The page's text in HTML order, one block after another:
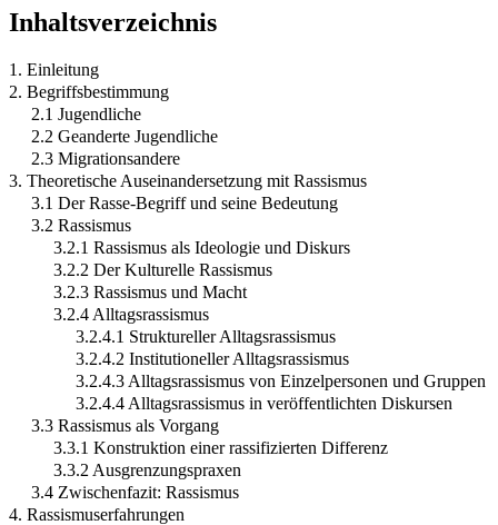
Inhaltsverzeichnis
1. Einleitung
2. Begriffsbestimmung
2.1 Jugendliche
2.2 Geanderte Jugendliche
2.3 Migrationsandere
3. Theoretische Auseinandersetzung mit Rassismus
3.1 Der Rasse-Begriff und seine Bedeutung
3.2 Rassismus
3.2.1 Rassismus als Ideologie und Diskurs
3.2.2 Der Kulturelle Rassismus
3.2.3 Rassismus und Macht
3.2.4 Alltagsrassismus
3.2.4.1 Struktureller Alltagsrassismus
3.2.4.2 Institutioneller Alltagsrassismus
3.2.4.3 Alltagsrassismus von Einzelpersonen und Gruppen
3.2.4.4 Alltagsrassismus in veröffentlichten Diskursen
3.3 Rassismus als Vorgang
3.3.1 Konstruktion einer rassifizierten Differenz
3.3.2 Ausgrenzungspraxen
3.4 Zwischenfazit: Rassismus
4. Rassismuserfahrungen